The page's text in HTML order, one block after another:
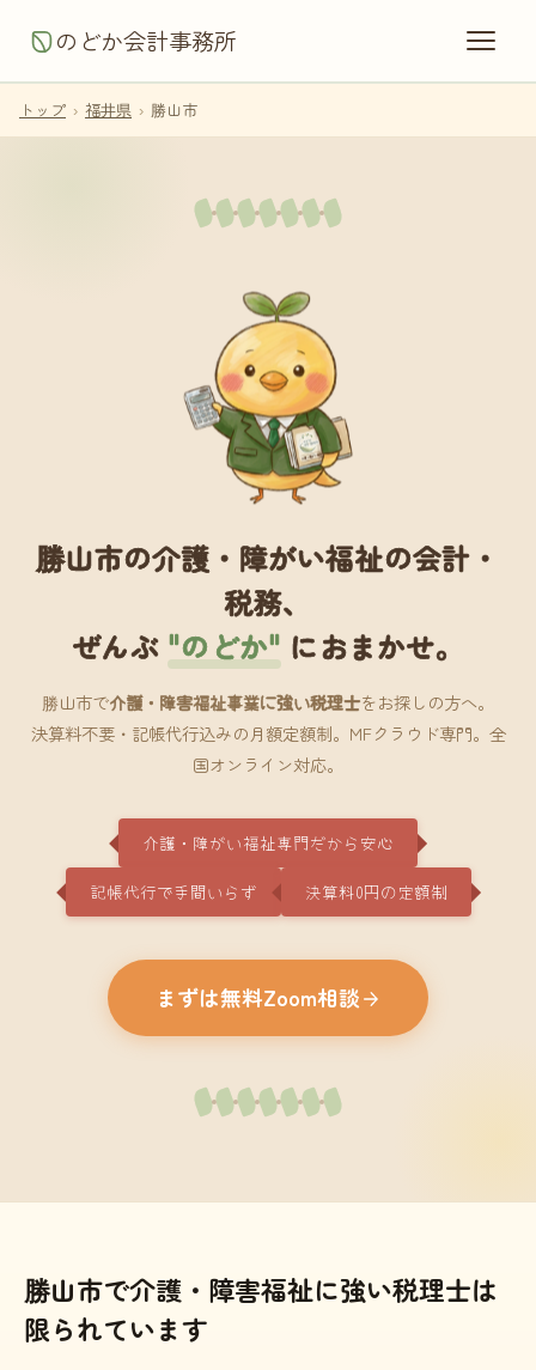
のどか会計事務所
トップ › 福井県 › 勝山市
勝山市の介護・障がい福祉の会計・
税務、
ぜんぶ "のどか" におまかせ。
勝山市で介護・障害福祉事業に強い税理士をお探しの方へ。
決算料不要・記帳代行込みの月額定額制。MFクラウド専門。全
国オンライン対応。
介護・障がい福祉専門だから安心
記帳代行で手間いらず 決算料0円の定額制
まずは無料Zoom相談
勝山市で介護・障害福祉に強い税理士は
限られています